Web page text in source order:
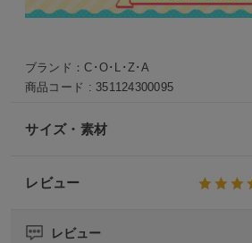
ブランド：C･O･L･Z･A
商品コード : 351124300095
サイズ・素材
レビュー
レビュー